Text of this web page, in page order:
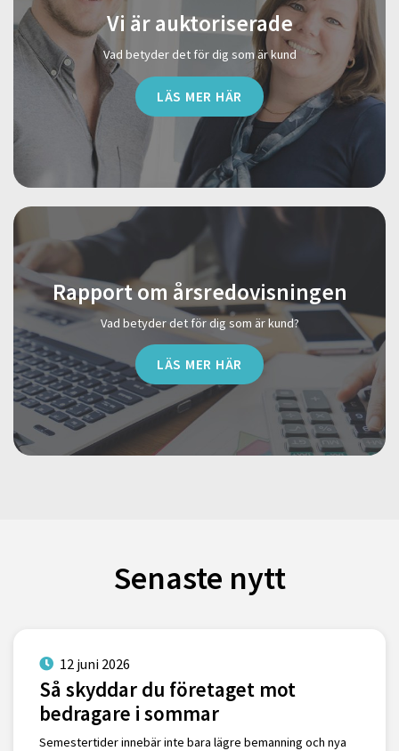
Vi är auktoriserade
Vad betyder det för dig som är kund
LÄS MER HÄR
Rapport om årsredovisningen
Vad betyder det för dig som är kund?
LÄS MER HÄR
Senaste nytt
12 juni 2026
Så skyddar du företaget mot
bedragare i sommar
Semestertider innebär inte bara lägre bemanning och nya